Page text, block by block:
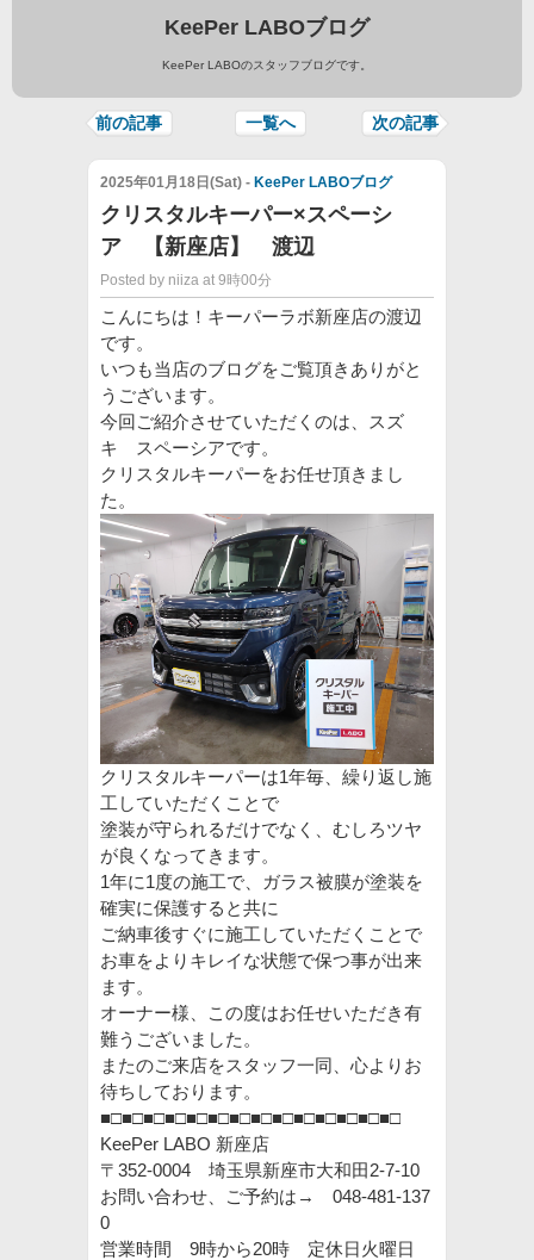
KeePer LABOブログ
KeePer LABOのスタッフブログです。
前の記事 一覧へ 次の記事
2025年01月18日(Sat) - KeePer LABOブログ
クリスタルキーパー×スペーシ
ア 【新座店】 渡辺
Posted by niiza at 9時00分
こんにちは！キーパーラボ新座店の渡辺
です。
いつも当店のブログをご覧頂きありがと
うございます。
今回ご紹介させていただくのは、スズ
キ スペーシアです。
クリスタルキーパーをお任せ頂きまし
た。
クリスタルキーパーは1年毎、繰り返し施
工していただくことで
塗装が守られるだけでなく、むしろツヤ
が良くなってきます。
1年に1度の施工で、ガラス被膜が塗装を
確実に保護すると共に
ご納車後すぐに施工していただくことで
お車をよりキレイな状態で保つ事が出来
ます。
オーナー様、この度はお任せいただき有
難うございました。
またのご来店をスタッフ一同、心よりお
待ちしております。
■□■□■□■□■□■□■□■□■□■□■□■□■□■□
KeePer LABO 新座店
〒352-0004 埼玉県新座市大和田2-7-10
お問い合わせ、ご予約は→ 048-481-137
0
営業時間 9時から20時 定休日火曜日